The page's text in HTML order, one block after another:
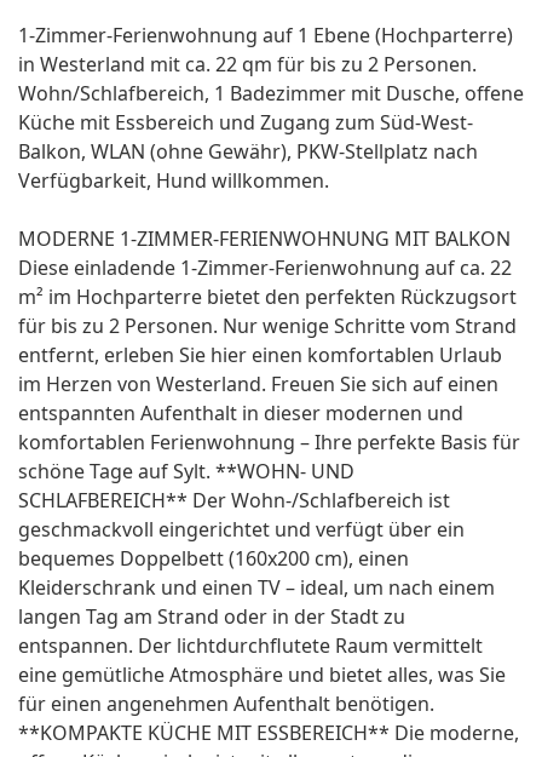
1-Zimmer-Ferienwohnung auf 1 Ebene (Hochparterre)
in Westerland mit ca. 22 qm für bis zu 2 Personen.
Wohn/Schlafbereich, 1 Badezimmer mit Dusche, offene
Küche mit Essbereich und Zugang zum Süd-West-
Balkon, WLAN (ohne Gewähr), PKW-Stellplatz nach
Verfügbarkeit, Hund willkommen.
MODERNE 1-ZIMMER-FERIENWOHNUNG MIT BALKON
Diese einladende 1-Zimmer-Ferienwohnung auf ca. 22
m² im Hochparterre bietet den perfekten Rückzugsort
für bis zu 2 Personen. Nur wenige Schritte vom Strand
entfernt, erleben Sie hier einen komfortablen Urlaub
im Herzen von Westerland. Freuen Sie sich auf einen
entspannten Aufenthalt in dieser modernen und
komfortablen Ferienwohnung – Ihre perfekte Basis für
schöne Tage auf Sylt. **WOHN- UND
SCHLAFBEREICH** Der Wohn-/Schlafbereich ist
geschmackvoll eingerichtet und verfügt über ein
bequemes Doppelbett (160x200 cm), einen
Kleiderschrank und einen TV – ideal, um nach einem
langen Tag am Strand oder in der Stadt zu
entspannen. Der lichtdurchflutete Raum vermittelt
eine gemütliche Atmosphäre und bietet alles, was Sie
für einen angenehmen Aufenthalt benötigen.
**KOMPAKTE KÜCHE MIT ESSBEREICH** Die moderne,